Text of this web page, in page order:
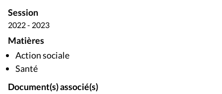
Session
2022 - 2023
Matières
Action sociale
Santé
Document(s) associé(s)